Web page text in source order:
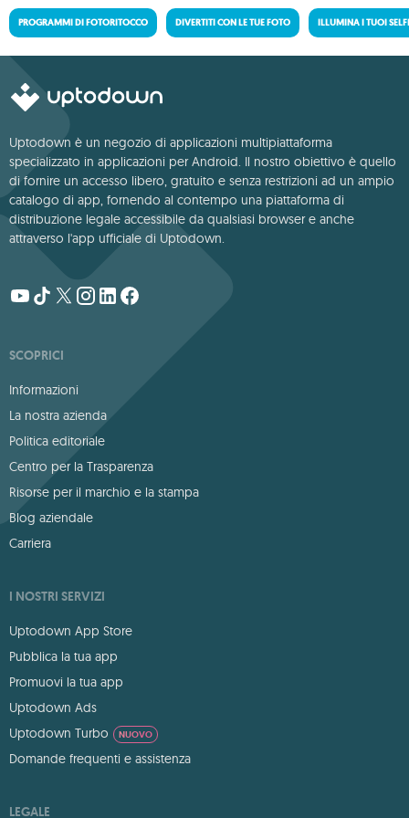
PROGRAMMI DI FOTORITOCCO DIVERTITI CON LE TUE FOTO ILLUMINA I TUOI
Uptodown è un negozio di applicazioni multipiattaforma
specializzato in applicazioni per Android. Il nostro obiettivo è quello
di fornire un accesso libero, gratuito e senza restrizioni ad un ampio
catalogo di app, fornendo al contempo una piattaforma di
distribuzione legale accessibile da qualsiasi browser e anche
attraverso l'app ufficiale di Uptodown.
SCOPRICI
Informazioni
La nostra azienda
Politica editoriale
Centro per la Trasparenza
Risorse per il marchio e la stampa
Blog aziendale
Carriera
I NOSTRI SERVIZI
Uptodown App Store
Pubblica la tua app
Promuovi la tua app
Uptodown Ads
Uptodown Turbo
NUOVO
Domande frequenti e assistenza
LEGALE